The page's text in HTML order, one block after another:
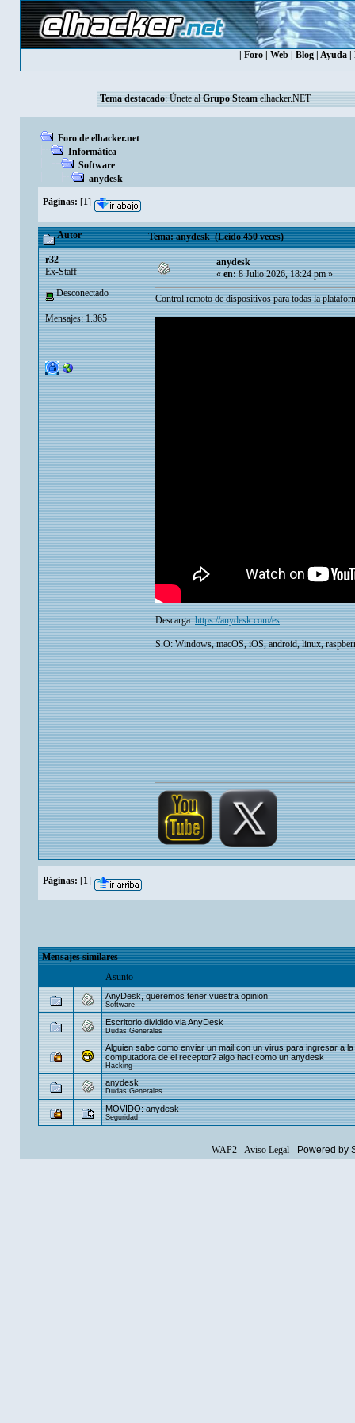
Foro Web Blog Ayuda
Tema destacado: Únete al Grupo Steamelhacker.NET
Foro de elhacker.net
Informática
Software
anydesk
Páginas: [1]
Autor Tema: anydesk (Leído 450 veces)
r32
Ex-Staff
Desconectado
Mensajes: 1.365
anydesk
«en:8 Julio 2026, 18:24 pm »
Control remoto de dispositivos para todas la
Descarga:https://anydesk.com/es
S.O: Windows, macOS, iOS, android, linux,
Páginas: [1]
Mensajes similares
Asunto
AnyDesk, queremos tener vuestra opinion
Software
Escritorio dividido via AnyDesk
Dudas Generales
Alguien sabe como enviar un mail con un virus para ingresar a la
computadora de el receptor? algo haci como un anydesk
Hacking
anydesk
Dudas Generales
MOVIDO: anydesk
Seguridad
WAP2-Aviso Legal- Powered by